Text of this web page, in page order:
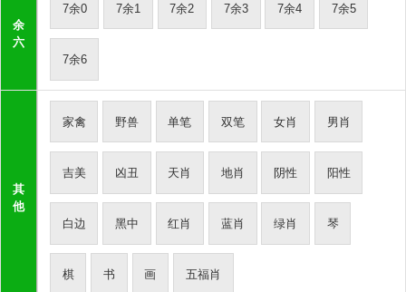
余
六
7余0 7余1 7余2 7余3 7余4 7余5
7余6
其
他
家禽 野兽 单笔 双笔 女肖 男肖
吉美 凶丑 天肖 地肖 阴性 阳性
白边 黑中 红肖 蓝肖 绿肖 琴
棋 书 画 五福肖